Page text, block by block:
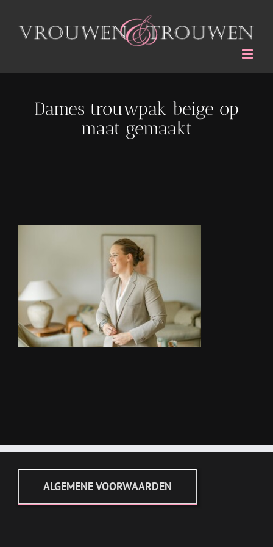
naar
inhoud
Dames trouwpak beige op
maat gemaakt
ALGEMENE VOORWAARDEN